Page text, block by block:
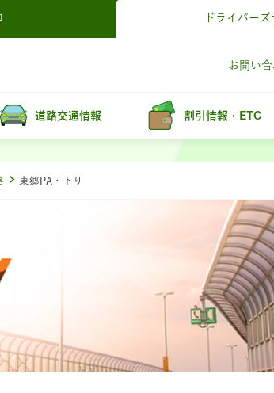
ドライバーズ
お問い
道路交通情報 割引情報・ETC
東郷PA・下り